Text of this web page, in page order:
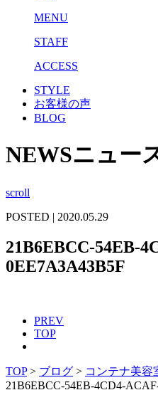
MENU
STAFF
ACCESS
STYLE
お客様の声
BLOG
NEWSニュー
scroll
POSTED | 2020.05.29
21B6EBCC-54EB-
0EE7A3A43B5F
PREV
TOP
TOP> ブログ > コンテナ美容
21B6EBCC-54EB-4CD4-